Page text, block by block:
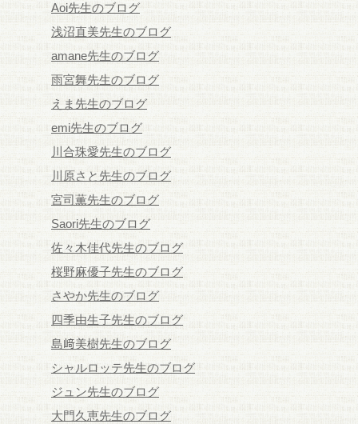
Aoi先生のブログ
浅沼直美先生のブログ
amane先生のブログ
雨宮舞先生のブログ
えま先生のブログ
emi先生のブログ
川合珠愛先生のブログ
川原さと先生のブログ
宮司薫先生のブログ
Saori先生のブログ
佐々木佳代先生のブログ
桜野麻優子先生のブログ
さやか先生のブログ
四季由生子先生のブログ
島﨑美樹先生のブログ
シャルロッテ先生のブログ
ジュン先生のブログ
大門久恵先生のブログ